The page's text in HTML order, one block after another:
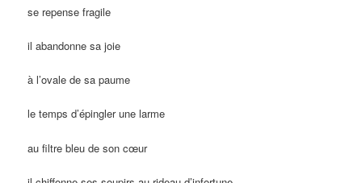
se repense fragile
il abandonne sa joie
à l’ovale de sa paume
le temps d’épingler une larme
au filtre bleu de son cœur